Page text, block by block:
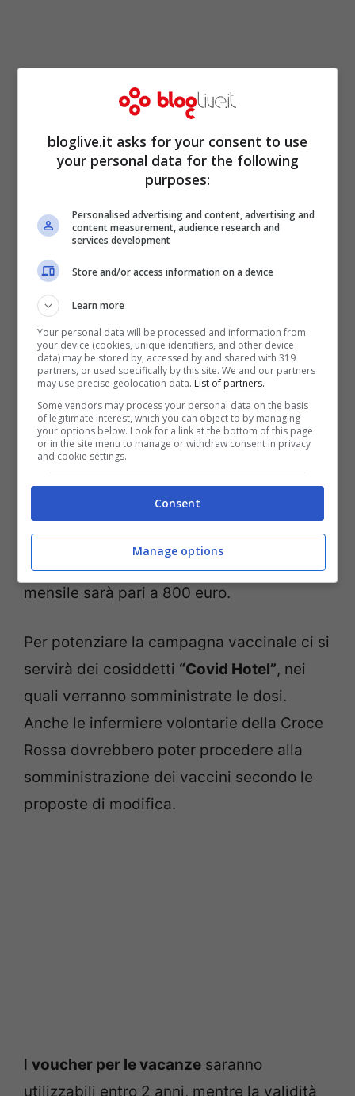
Il governo presieduto da
starebbe preparando quindi il
maxiemendamento al decreto contenente
tutte le proposte di modifica apportate
dalle commissioni. Vediamone alcune.
Una novità è quella che prevede
impignorabilità del Reddito di
Cittadinanza. Inoltre è atteso un
circa 10 milioni di euro per le famiglie
aventi genitori separati o divorziati
hanno perso o ridotto il lavoro a causa
della pandemia. L’assegno massimo
mensile sarà pari a 800 euro.
Per potenziare la campagna vaccinale ci si
servirà dei cosiddetti “Covid Hotel”, nei
quali verranno somministrate le dosi.
Anche le infermiere volontarie della Croce
Rossa dovrebbero poter procedere alla
somministrazione dei vaccini secondo le
proposte di modifica.
I voucher per le vacanze saranno
utilizzabili entro 2 anni, mentre la validità
bloglive.it asks for your consent to use
your personal data for the following
purposes:
Personalised advertising and content, advertising and
content measurement, audience research and
services development
Store and/or access information on a device
Learn more
Your personal data will be processed and information from
your device (cookies, unique identifiers, and other device
data) may be stored by, accessed by and shared with 319
partners, or used specifically by this site. We and our partners
may use precise geolocation data. List of partners.
Some vendors may process your personal data on the basis
of legitimate interest, which you can object to by managing
your options below. Look for a link at the bottom of this page
or in the site menu to manage or withdraw consent in privacy
and cookie settings.
Consent
Manage options